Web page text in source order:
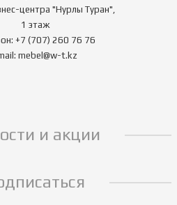
центра "Нурлы Туран",
1 этаж
+7 (707) 260 76 76
mebel@w-t.kz
и акции